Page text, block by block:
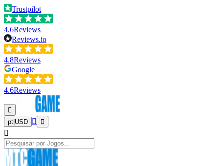
Trustpilot
4.6Reviews
Reviews.io
4.8Reviews
Google
4.6Reviews
pt USD